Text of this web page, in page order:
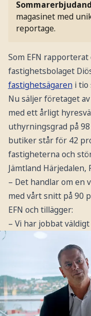
magasinet med
reportage.
Som EFN
fastighetsbolaget
fastighetsägareni tio
Nu säljer företaget
med ett årligt
uthyrningsgrad på
butiker står för 42
fastigheterna och
Jämtland Härjedalen,
– Det handlar om en
med vårt snitt på 90
EFN och tillägger:
– Vi har jobbat